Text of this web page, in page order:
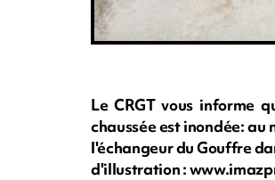
Le CRGT vous informe
chaussée est inondée:
l'échangeur du Gouffre
d'illustration :